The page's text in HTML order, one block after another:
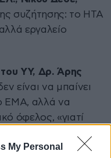
My Personal
συζήτησης: το HTA
εργαλείο
του ΥΥ, Δρ. Άρης
είναι να μπαίνει
EMA, αλλά να
όφελος, «γιατί
αξίζουν».